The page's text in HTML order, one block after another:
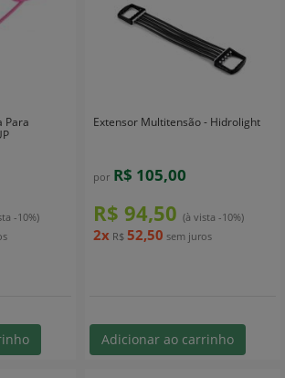
Para
-10%)
Extensor Multitensão - Hidrolight
por R$ 105,00
R$ 94,50 (à vista -10%)
2x R$ 52,50 sem juros
Adicionar ao carrinho